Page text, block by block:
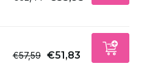
Uitverkocht
€57,59 €51,83